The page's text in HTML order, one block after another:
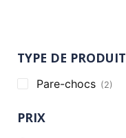
TYPE DE PRODUIT
Pare-chocs (2)
PRIX